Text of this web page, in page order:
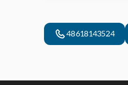
48618143524